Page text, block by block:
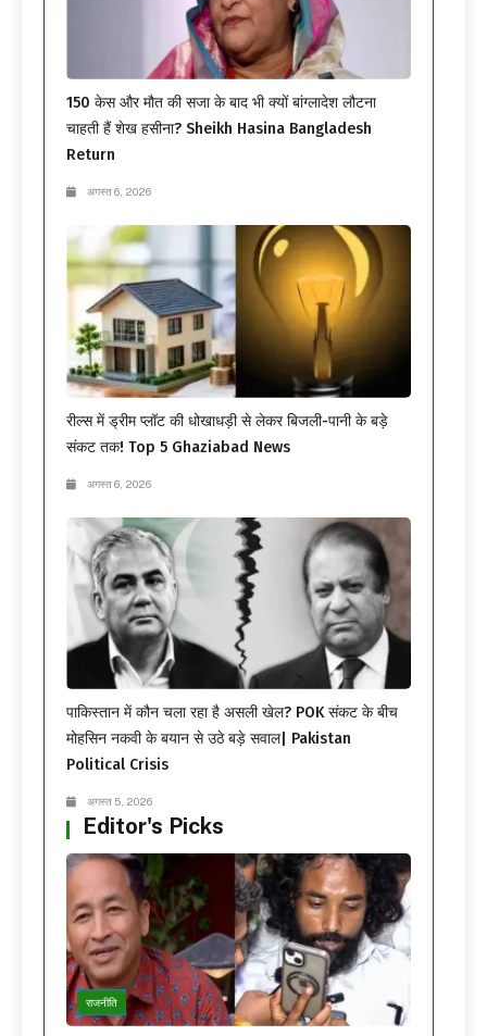
150 केस और मौत की सजा के बाद भी क्यों बांग्लादेश लौटना
चाहती हैं शेख हसीना? Sheikh Hasina Bangladesh
Return
अगस्त 6, 2026
रील्स में ड्रीम प्लॉट की धोखाधड़ी से लेकर बिजली-पानी के बड़े
संकट तक! Top 5 Ghaziabad News
अगस्त 6, 2026
पाकिस्तान में कौन चला रहा है असली खेल? POK संकट के बीच
मोहसिन नकवी के बयान से उठे बड़े सवाल| Pakistan
Political Crisis
अगस्त 5, 2026
Editor's Picks
राजनीति